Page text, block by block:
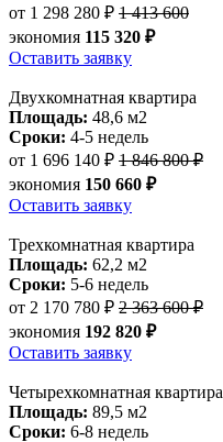
от 1 298 280 ₽ 1 413 600
экономия 115 320 ₽
Оставить заявку
Двухкомнатная квартира
Площадь: 48,6 м2
Сроки: 4-5 недель
от 1 696 140 ₽ 1 846 800 ₽
экономия 150 660 ₽
Оставить заявку
Трехкомнатная квартира
Площадь: 62,2 м2
Сроки: 5-6 недель
от 2 170 780 ₽ 2 363 600 ₽
экономия 192 820 ₽
Оставить заявку
Четырехкомнатная квартира
Площадь: 89,5 м2
Сроки: 6-8 недель